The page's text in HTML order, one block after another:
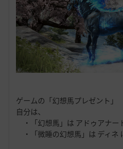
ゲームの「幻想馬プレゼント」
自分は、
・「幻想馬」は アドゥアナー
・「微睡の幻想馬」は ディネ